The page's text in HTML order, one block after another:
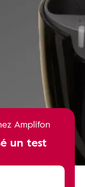
Amplifon
un test